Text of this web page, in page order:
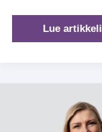
Koko
potentiaali
Suomen
Lue artikkeli